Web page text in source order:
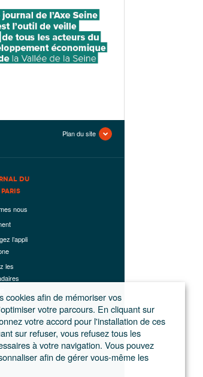
Plan du site
DU
nous
l’appli
les
légales
de
cookies afin de mémoriser vos
votre parcours. En cliquant sur
votre accord pour l'installation de ces
sur refuser, vous refusez tous les
à votre navigation. Vous pouvez
afin de gérer vous-même les